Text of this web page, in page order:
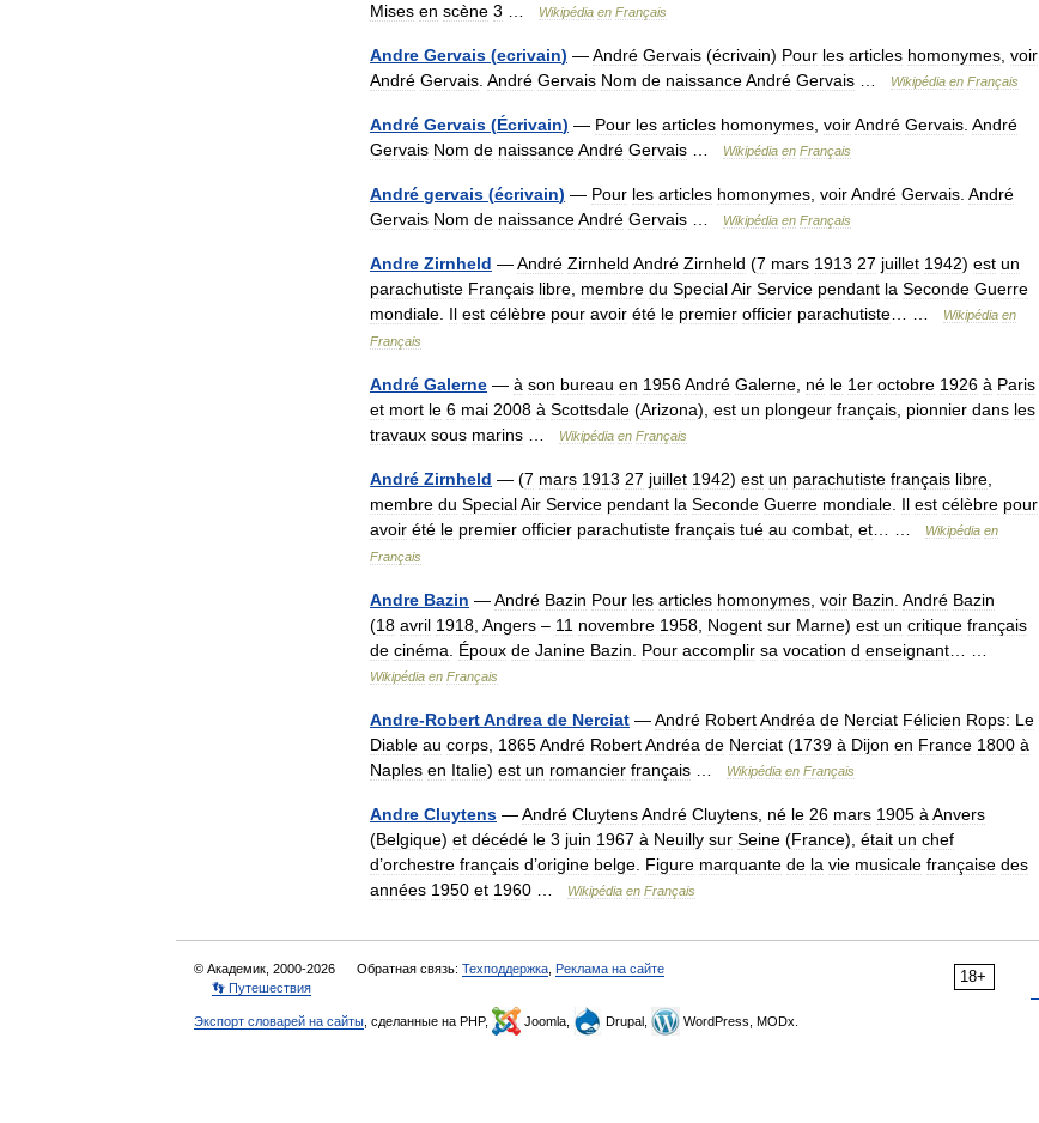
Mises en scène 3 Wikipédia en Français
Andre Gervais (ecrivain) —André Gervais (écrivain) Pour les articles homonymes voir
André Gervais André Gervais Nom de naissanceAndré Gervais Wikipédia en Français
André Gervais (Écrivain) — Pour les articles homonymes voirAndré Gervais André
Gervais Nom de naissanceAndré Gervais Wikipédia en Français
André gervais (écrivain) — Pour les articles homonymes voirAndré Gervais André
Gervais Nom de naissanceAndré Gervais Wikipédia en Français
Andre Zirnheld —André Zirnheld André Zirnheld (7 mars 1913 27 juillet 1942) est un
parachutiste Français libre membre du SpecialAir Service pendant la Seconde Guerre
mondiale Il est célèbre pour avoir été le premier officier parachutiste Wikipédia en
Français
André Galerne — à son bureau en 1956André Galerne né le 1er octobre 1926 à Paris
et mort le 6 mai 2008 à Scottsdale (Arizona), est un plongeur français pionnier dans les
travaux sous marins Wikipédia en Français
André Zirnheld — (7 mars 1913 27 juillet 1942) est un parachutiste français libre
membre du SpecialAir Service pendant la Seconde Guerre mondiale Il est célèbre pour
avoir été le premier officier parachutiste français tué au combat et Wikipédia en
Français
Andre Bazin —André Bazin Pour les articles homonymes voir Bazin André Bazin
(18 avril 1918 Angers – 11 novembre 1958 Nogent sur Marne) est un critique français
de cinéma Époux de Janine Bazin Pour accomplir sa vocation d enseignant
Wikipédia en Français
Andre-RobertAndrea de Nerciat —André RobertAndréa de Nerciat Félicien Rops: Le
Diable au corps 1865André RobertAndréa de Nerciat (1739 à Dijon en France 1800 à
Naples en Italie) est un romancier français Wikipédia en Français
Andre Cluytens —André CluytensAndré Cluytens né le 26 mars 1905 à Anvers
(Belgique) et décédé le 3 juin 1967 à Neuilly sur Seine (France), était un chef
d’orchestre français d’origine belge Figure marquante de la vie musicale française des
années 1950 et 1960 Wikipédia en Français
18+
© Академик, 2000-2026 Обратная связь: Техподдержка Реклама на сайте
👣 Путешествия
Экспорт словарей на сайты , сделанные на PHP, Joomla, Drupal, WordPress, MODx.